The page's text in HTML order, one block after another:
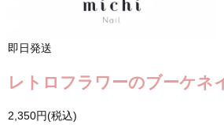
即日発送
レトロフラワーのブーケネ
2,350円(税込)